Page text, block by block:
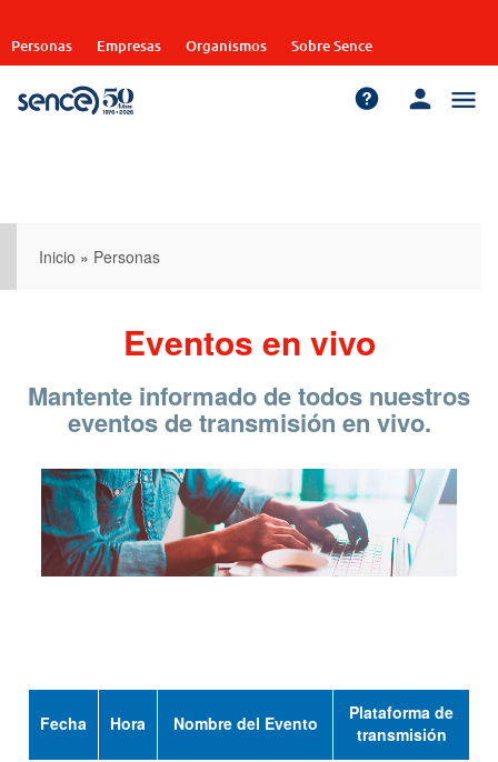
contenido
Personas Empresas Organismos Sobre Sence
Inicio » Personas
Eventos en vivo
Mantente informado de todos nuestros
eventos de transmisión en vivo.
Fecha Hora Nombre del Evento
Plataforma de
transmisión